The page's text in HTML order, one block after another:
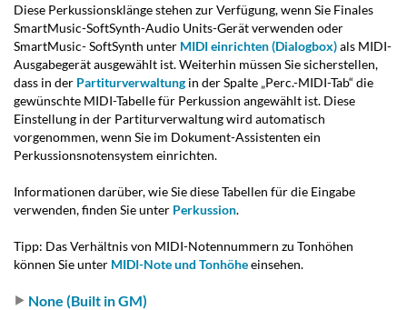
Diese Perkussionsklänge stehen zur Verfügung, wenn Sie Finales
SmartMusic-SoftSynth-Audio Units-Gerät verwenden oder
SmartMusic- SoftSynth unter MIDI einrichten (Dialogbox)als MIDI-
Ausgabegerät ausgewählt ist. Weiterhin müssen Sie sicherstellen,
dass in der Partiturverwaltung in der Spalte „Perc.-MIDI-Tab“ die
gewünschte MIDI-Tabelle für Perkussion angewählt ist. Diese
Einstellung in der Partiturverwaltung wird automatisch
vorgenommen, wenn Sie im Dokument-Assistenten ein
Perkussionsnotensystem einrichten.
Informationen darüber, wie Sie diese Tabellen für die Eingabe
verwenden, finden Sie unter Perkussion.
Tipp: Das Verhältnis von MIDI-Notennummern zu Tonhöhen
können Sie unter MIDI-Note und Tonhöheeinsehen.
None (Built in GM)